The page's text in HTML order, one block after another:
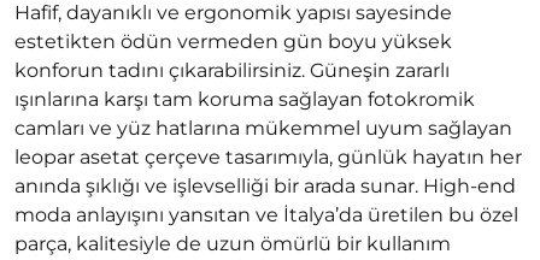
Hafif, dayanıklı ve ergonomik yapısı sayesinde
estetikten ödün vermeden gün boyu yüksek
konforun tadını çıkarabilirsiniz. Güneşin zararlı
ışınlarına karşı tam koruma sağlayan fotokromik
camları ve yüz hatlarına mükemmel uyum sağlayan
leopar asetat çerçeve tasarımıyla, günlük hayatın her
anında şıklığı ve işlevselliği bir arada sunar. High-end
moda anlayışını yansıtan ve İtalya’da üretilen bu özel
parça, kalitesiyle de uzun ömürlü bir kullanım